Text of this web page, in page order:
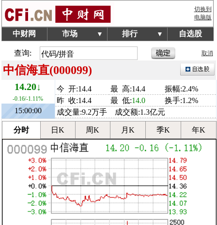
切换到
电脑版
中财网 市场 ▼ 排行 ▼ 自选股
查询: 取消
中信海直(000099)
14.20↓
-0.16/-1.11%
15:00:00
今 开:14.4 最 高:14.4
振幅:2.4%
昨 收:14.4
最 低:14.0
换手:1.2%
成交量:9.2万手 成交额:1.3亿元
分时 日K 周K 月K 季K 年K